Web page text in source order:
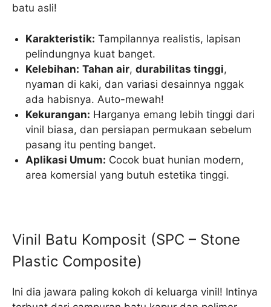
batu asli!
Karakteristik: Tampilannya realistis, lapisan
pelindungnya kuat banget.
Kelebihan: Tahan air,durabilitas tinggi,
nyaman di kaki, dan variasi desainnya nggak
ada habisnya. Auto-mewah!
Kekurangan: Harganya emang lebih tinggi dari
vinil biasa, dan persiapan permukaan sebelum
pasang itu penting banget.
Aplikasi Umum: Cocok buat hunian modern,
area komersial yang butuh estetika tinggi.
Vinil Batu Komposit (SPC – Stone
Plastic Composite)
Ini dia jawara paling kokoh di keluarga vinil! Intinya